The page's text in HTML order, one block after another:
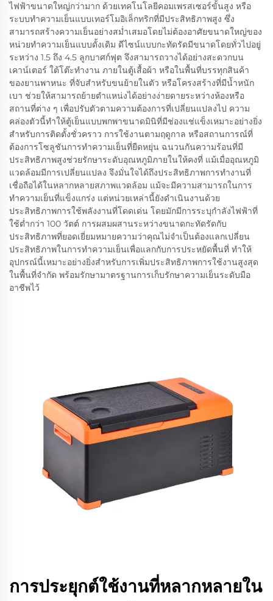
ไฟฟ้าขนาดใหญ่กว่ามาก ด้วยเทคโนโลยีคอมเพรสเซอร์ขั้นสูง หรือ
ระบบทำความเย็นแบบเทอร์โมอิเล็กทริกที่มีประสิทธิภาพสูง ซึ่ง
สามารถสร้างความเย็นอย่างสม่ำเสมอโดยไม่ต้องอาศัยขนาดใหญ่ของ
หน่วยทำความเย็นแบบดั้งเดิม ดีไซน์แบบกะทัดรัดมีขนาดโดยทั่วไปอยู่
ระหว่าง 1.5 ถึง 4.5 ลูกบาศก์ฟุต จึงสามารถวางได้อย่างสะดวกบน
เคาน์เตอร์ ใต้โต๊ะทำงาน ภายในตู้เสื้อผ้า หรือในพื้นที่บรรทุกสินค้า
ของยานพาหนะ ที่จับสำหรับขนย้ายในตัว หรือโครงสร้างที่มีน้ำหนัก
เบา ช่วยให้สามารถย้ายตำแหน่งได้อย่างง่ายดายระหว่างห้องหรือ
สถานที่ต่าง ๆ เพื่อปรับตัวตามความต้องการที่เปลี่ยนแปลงไป ความ
คล่องตัวนี้ทำให้ตู้เย็นแบบพกพาขนาดมินิที่มีช่องแช่แข็งเหมาะอย่างยิ่ง
สำหรับการติดตั้งชั่วคราว การใช้งานตามฤดูกาล หรือสถานการณ์ที่
ต้องการโซลูชันการทำความเย็นที่ยืดหยุ่น ฉนวนกันความร้อนที่มี
ประสิทธิภาพสูงช่วยรักษาระดับอุณหภูมิภายในให้คงที่ แม้เมื่ออุณหภูมิ
แวดล้อมมีการเปลี่ยนแปลง จึงมั่นใจได้ถึงประสิทธิภาพการทำงานที่
เชื่อถือได้ในหลากหลายสภาพแวดล้อม แม้จะมีความสามารถในการ
ทำความเย็นที่แข็งแกร่ง แต่หน่วยเหล่านี้ยังดำเนินงานด้วย
ประสิทธิภาพการใช้พลังงานที่โดดเด่น โดยมักมีการระบุกำลังไฟฟ้าที่
ใช้ต่ำกว่า 100 วัตต์ การผสมผสานระหว่างขนาดกะทัดรัดกับ
ประสิทธิภาพที่ยอดเยี่ยมหมายความว่าคุณไม่จำเป็นต้องแลกเปลี่ยน
ประสิทธิภาพในการทำความเย็นเพื่อแลกกับการประหยัดพื้นที่ ทำให้
อุปกรณ์นี้เหมาะอย่างยิ่งสำหรับการเพิ่มประสิทธิภาพการใช้งานสูงสุด
ในพื้นที่จำกัด พร้อมรักษามาตรฐานการเก็บรักษาความเย็นระดับมือ
อาชีพไว้
การประยุกต์ใช้งานที่หลากหลายใน